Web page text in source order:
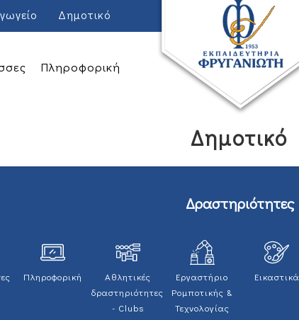
Δημοτικό
Πληροφορική
Δημοτικό
Δραστηριότητες
Πληροφορική
Αθλητικές
δραστηριότητες
- Clubs
Εργαστήριο
Ρομποτικής &
Τεχνολογίας
Εικαστικά